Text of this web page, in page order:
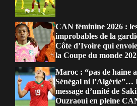
CAN féminine 2026 :
improbables de la
Côte d’Ivoire qui
la Coupe du monde
Maroc : “pas de haine
Sénégal ni l’Algérie”…
message d’unité de
Ouzraoui en pleine